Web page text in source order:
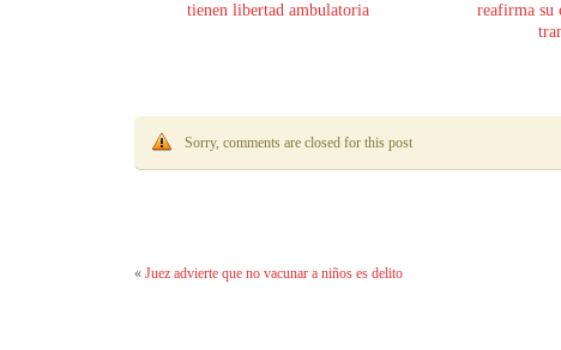
tienen libertad ambulatoria
reafirma su
Sorry, comments are closed for this post
« Juez advierte que no vacunar a niños es delito